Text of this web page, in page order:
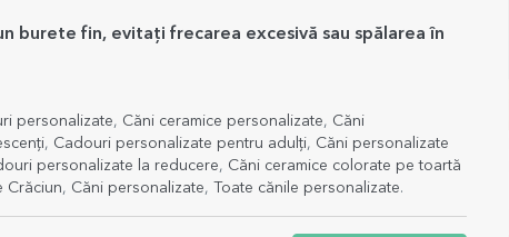
burete fin, evitați frecarea excesivă sau spălarea în
personalizate, Căni ceramice personalizate, Căni
, Cadouri personalizate pentru adulți, Căni personalizate
personalizate la reducere, Căni ceramice colorate pe toartă
Crăciun, Căni personalizate, Toate cănile personalizate.